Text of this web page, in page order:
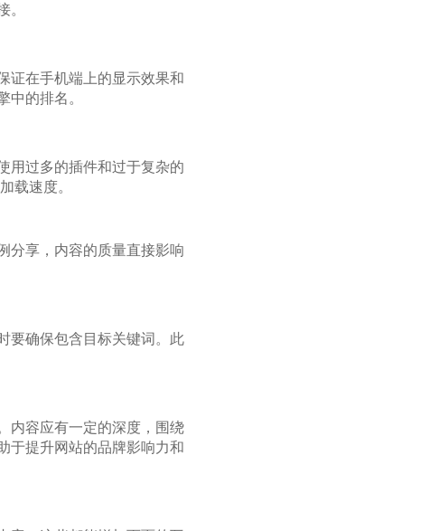
。
证在手机端上的显示效果和
中的排名。
用过多的插件和过于复杂的
载速度。
分享，内容的质量直接影响
要确保包含目标关键词。此
内容应有一定的深度，围绕
于提升网站的品牌影响力和